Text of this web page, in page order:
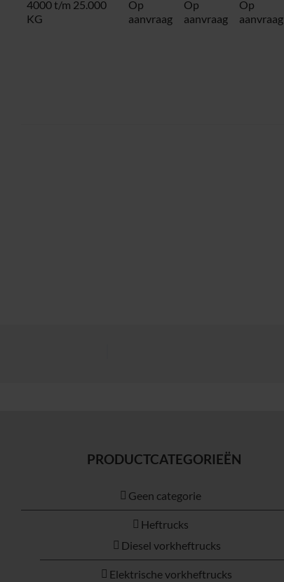
4000 t/m 25.000
KG
Op
aanvraag
Op
aanvraag
Op
aanvraag
PRODUCTCATEGORIEËN
Geen categorie
Heftrucks
Diesel vorkheftrucks
Elektrische vorkheftrucks